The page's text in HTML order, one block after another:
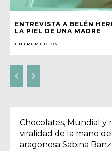
ENTREVISTA A BELÉN
LA PIEL DE UNA MADRE
ENTREMEDIOS
Chocolates, Mundial y
viralidad de la mano
aragonesa Sabina